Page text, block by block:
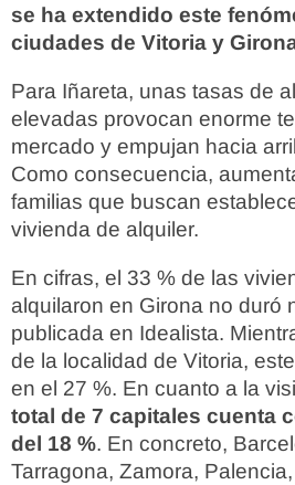
se ha extendido este
ciudades de Vitoria y
Para Iñareta, unas tasas de
elevadas provocan enorme
mercado y empujan hacia
Como consecuencia,
familias que buscan
vivienda de alquiler.
En cifras, el 33 % de las
alquilaron en Girona no duró
publicada en Idealista.
de la localidad de Vitoria,
en el 27 %. En cuanto a la
total de 7 capitales cuenta
del 18 %. En concreto,
Tarragona, Zamora,